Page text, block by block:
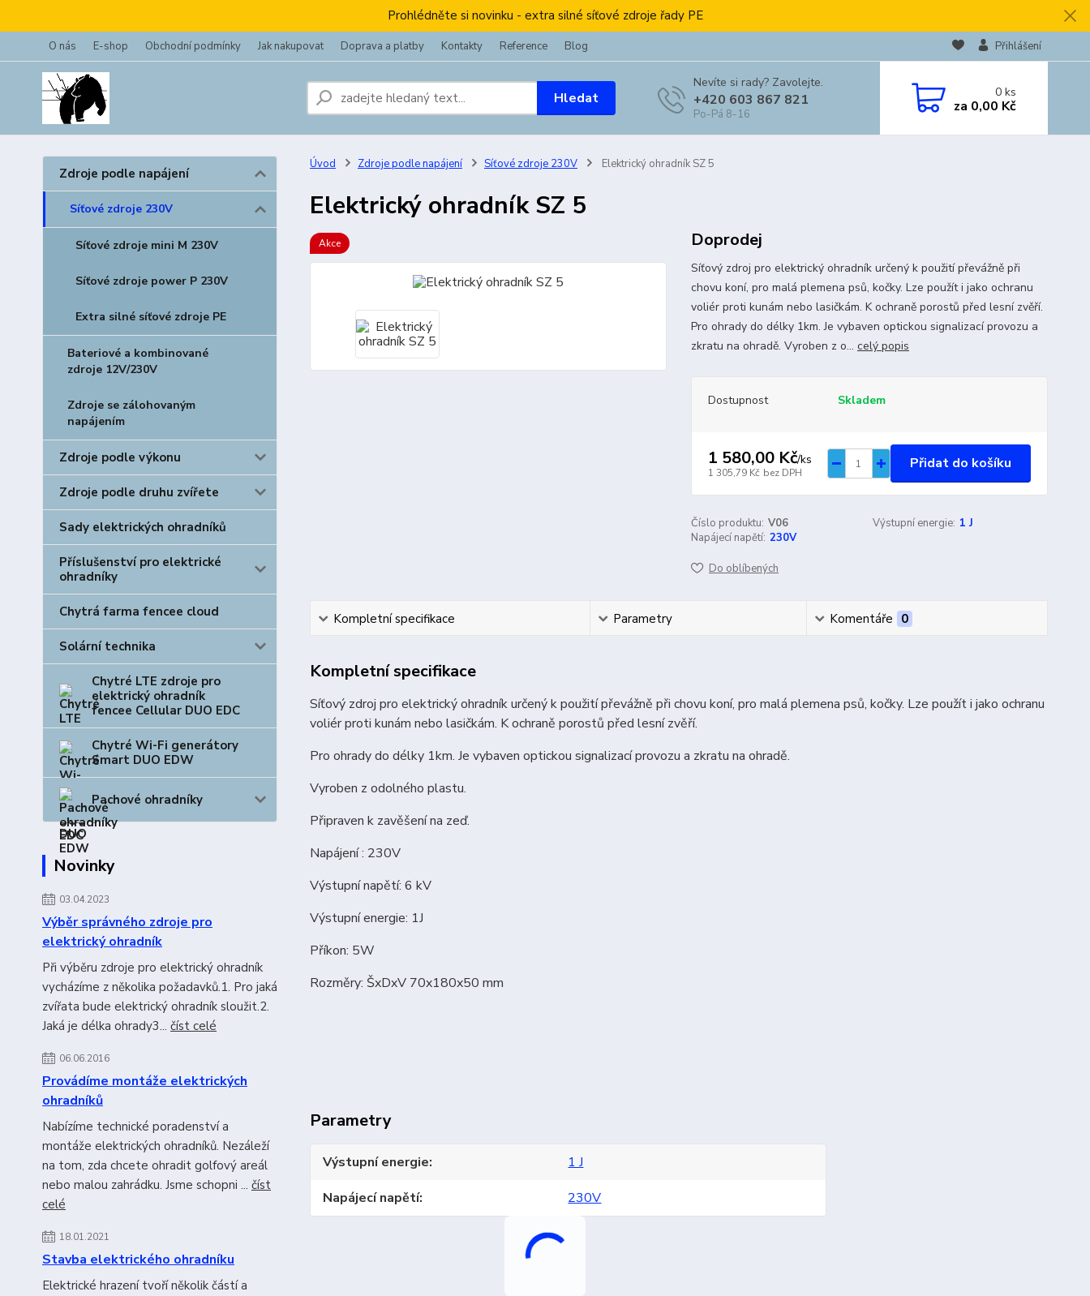
Prohlédněte si novinku - extra silné síťové zdroje řady PE
O nás E-shop Obchodní podmínky Jak nakupovat Doprava a platby Kontakty Reference Blog Přihlášení
Hledat
Nevíte si rady? Zavolejte.
+420 603 867 821
Po-Pá 8-16
0ks
za 0,00 Kč
Zdroje podle napájení
Síťové zdroje 230V
Síťové zdroje mini M 230V
Síťové zdroje power P 230V
Extra silné síťové zdroje PE
Bateriové a kombinované
zdroje 12V/230V
Zdroje se zálohovaným
napájením
Zdroje podle výkonu
Zdroje podle druhu zvířete
Sady elektrických ohradníků
Příslušenství pro elektrické
ohradníky
Chytrá farma fencee cloud
Solární technika
Chytré LTE zdroje pro
elektrický ohradník
fencee Cellular DUO EDC
Chytré Wi-Fi generátory
Smart DUO EDW
Pachové ohradníky
Novinky
03.04.2023
Výběr správného zdroje pro
elektrický ohradník
Při výběru zdroje pro elektrický ohradník
vycházíme z několika požadavků.1. Pro jaká
zvířata bude elektrický ohradník sloužit.2.
Jaká je délka ohrady3... číst celé
06.06.2016
Provádíme montáže elektrických
ohradníků
Nabízíme technické poradenství a
montáže elektrických ohradníků. Nezáleží
na tom, zda chcete ohradit golfový areál
nebo malou zahrádku. Jsme schopni ... číst
celé
18.01.2021
Stavba elektrického ohradníku
Elektrické hrazení tvoří několik částí a
Úvod Zdroje podle napájení Síťové zdroje 230V Elektrický ohradník SZ 5
Elektrický ohradník SZ 5
Akce Doprodej
Síťový zdroj pro elektrický ohradník určený k použití převážně při
chovu koní, pro malá plemena psů, kočky. Lze použít i jako ochranu
voliér proti kunám nebo lasičkám. K ochraně porostů před lesní zvěří.
Pro ohrady do délky 1km. Je vybaven optickou signalizací provozu a
zkratu na ohradě. Vyroben z o... celý popis
Dostupnost Skladem
1 580,00 Kč/ks
1 305,79 Kč bez DPH
Přidat do košíku
Číslo produktu: V06 Výstupní energie: 1 J
Napájecí napětí: 230V
Do oblíbených
Kompletní specifikace Parametry Komentáře 0
Kompletní specifikace
Síťový zdroj pro elektrický ohradník určený k použití převážně při chovu koní, pro malá plemena psů, kočky. Lze použít i jako ochranu
voliér proti kunám nebo lasičkám. K ochraně porostů před lesní zvěří.
Pro ohrady do délky 1km. Je vybaven optickou signalizací provozu a zkratu na ohradě.
Vyroben z odolného plastu.
Připraven k zavěšení na zeď.
Napájení : 230V
Výstupní napětí: 6 kV
Výstupní energie: 1J
Příkon: 5W
Rozměry: ŠxDxV 70x180x50 mm
Parametry
Výstupní energie
1 J
Napájecí napětí
230V